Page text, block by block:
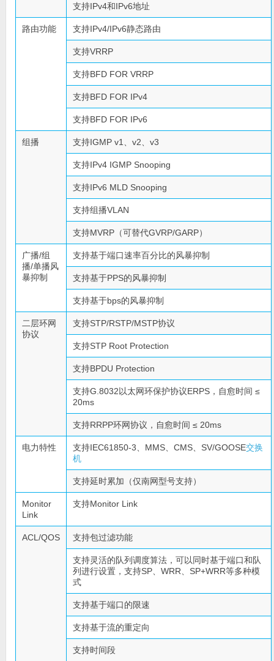
支持IPv4和IPv6地址
路由功能 支持IPv4/IPv6静态路由
支持VRRP
支持BFD FOR VRRP
支持BFD FOR IPv4
支持BFD FOR IPv6
组播 支持IGMP v1、v2、v3
支持IPv4 IGMP Snooping
支持IPv6 MLD Snooping
支持组播VLAN
支持MVRP（可替代GVRP/GARP）
广播/组
播/单播风
暴抑制
支持基于端口速率百分比的风暴抑制
支持基于PPS的风暴抑制
支持基于bps的风暴抑制
二层环网
协议
支持STP/RSTP/MSTP协议
支持STP Root Protection
支持BPDU Protection
支持G.8032以太网环保护协议ERPS，自愈时间 ≤
20ms
支持RRPP环网协议，自愈时间 ≤ 20ms
电力特性 支持IEC61850-3、MMS、CMS、SV/GOOSE交换
机
支持延时累加（仅南网型号支持）
Monitor
Link
支持Monitor Link
ACL/QOS 支持包过滤功能
支持灵活的队列调度算法，可以同时基于端口和队
列进行设置，支持SP、WRR、SP+WRR等多种模
式
支持基于端口的限速
支持基于流的重定向
支持时间段